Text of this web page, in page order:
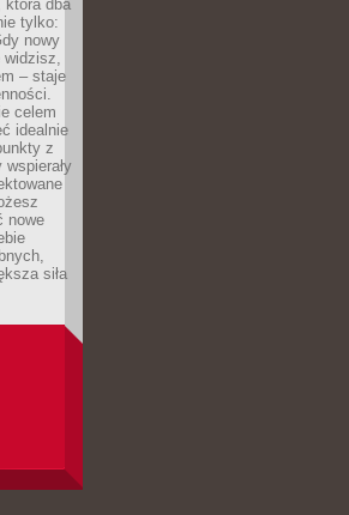
która dba
tylko:
nowy
widzisz,
– staje
celem
idealnie
z
nowe
siła